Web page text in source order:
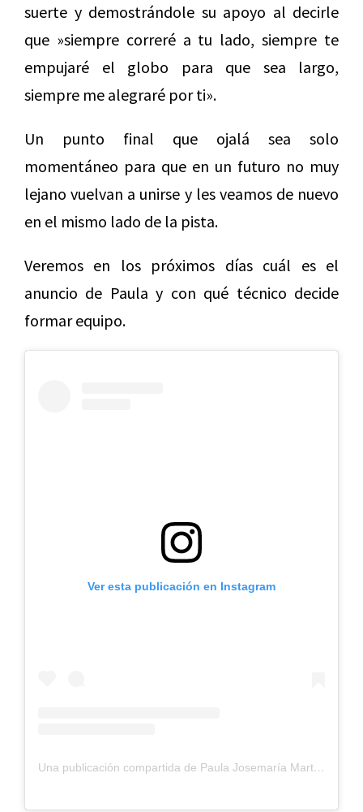
suerte y demostrándole su apoyo al decirle
que »siempre correré a tu lado, siempre te
empujaré el globo para que sea largo,
siempre me alegraré por ti».
Un punto final que ojalá sea solo
momentáneo para que en un futuro no muy
lejano vuelvan a unirse y les veamos de nuevo
en el mismo lado de la pista.
Veremos en los próximos días cuál es el
anuncio de Paula y con qué técnico decide
formar equipo.
Ver esta publicación en Instagram
Una publicación compartida de Paula Josemaría Martín (@paula.josemar)